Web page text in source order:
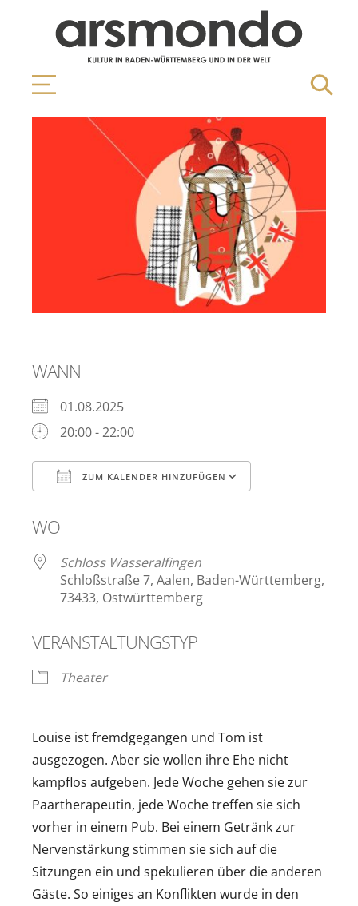
WANN
01.08.2025
20:00 - 22:00
ZUM KALENDER HINZUFÜGEN
WO
Schloss Wasseralfingen
Schloßstraße 7, Aalen, Baden-Württemberg,
73433, Ostwürttemberg
VERANSTALTUNGSTYP
Theater
Louise ist fremdgegangen und Tom ist
ausgezogen. Aber sie wollen ihre Ehe nicht
kampflos aufgeben. Jede Woche gehen sie zur
Paartherapeutin, jede Woche treffen sie sich
vorher in einem Pub. Bei einem Getränk zur
Nervenstärkung stimmen sie sich auf die
Sitzungen ein und spekulieren über die anderen
Gäste. So einiges an Konflikten wurde in den